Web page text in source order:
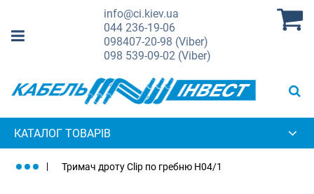
info@ci.kiev.ua
044236-19-06
098407-20-98 (Viber)
098 539-09-02 (Viber)
КАТАЛОГ ТОВАРІВ
Тримач дроту Clip по гребню H04/1